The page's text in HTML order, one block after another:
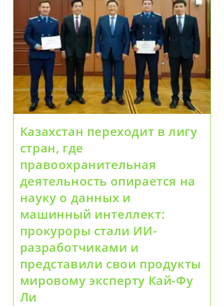
Казахстан переходит в лигу
стран, где
правоохранительная
деятельность опирается на
науку о данных и
машинный интеллект:
прокуроры стали ИИ-
разработчиками и
представили свои продукты
мировому эксперту Кай-Фу
Ли